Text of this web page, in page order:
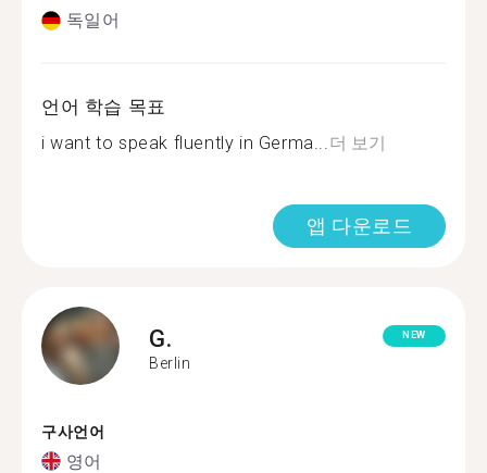
독일어
언어 학습 목표
i want to speak fluently in Germa...더 보기
앱 다운로드
G.
Berlin
NEW
구사언어
영어